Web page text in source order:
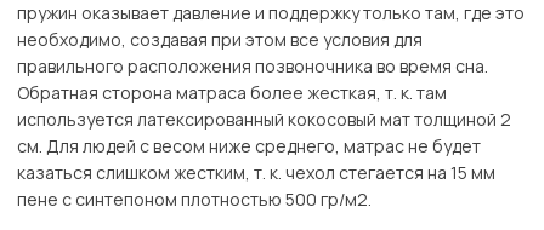
пружин оказывает давление и поддержку только там, где это
необходимо, создавая при этом все условия для
правильного расположения позвоночника во время сна.
Обратная сторона матраса более жесткая, т. к. там
используется латексированный кокосовый мат толщиной 2
см. Для людей с весом ниже среднего, матрас не будет
казаться слишком жестким, т. к. чехол стегается на 15 мм
пене с синтепоном плотностью 500 гр/м2.